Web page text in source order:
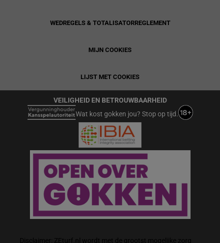
WEDREGELS & TOTALISATORREGLEMENT
MIJN COOKIES
LIJST MET COOKIES
VEILIGHEID EN BETROUWBAARHEID
Wat kost gokken jou? Stop op tijd.
Disclaimer: ZEturf.nl wordt met de grootst mogelijke zorg